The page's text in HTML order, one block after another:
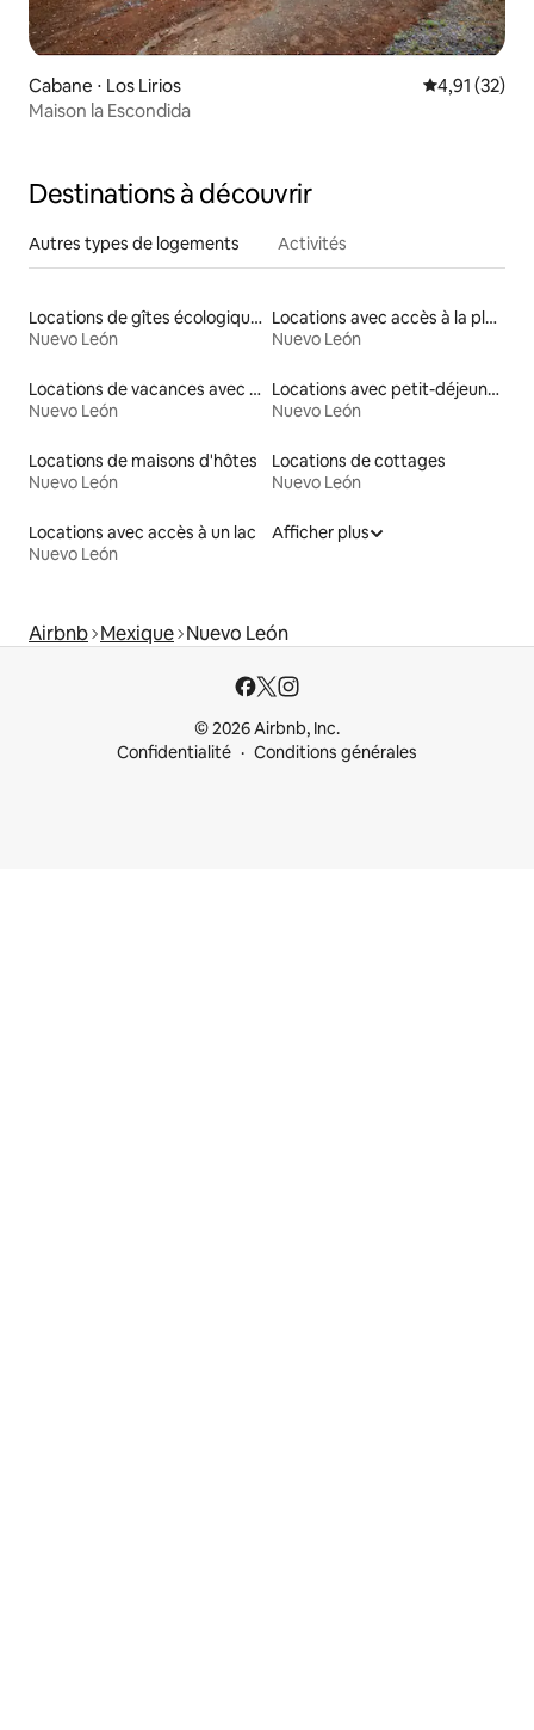
Cabane ⋅ Los Lirios Évaluation
4,91 (32)
Maison la Escondida
Destinations à découvrir
Autres types de logements Activités
Locations de gîtes écologiques
Nuevo León
Locations avec accès à la plage
Nuevo León
Locations de vacances avec piscine
Nuevo León
Locations avec petit-déjeuner
Nuevo León
Locations de maisons d'hôtes
Nuevo León
Locations de cottages
Nuevo León
Locations avec accès à un lac
Nuevo León
Afficher plus
Airbnb Mexique Nuevo León
© 2026 Airbnb, Inc.
Confidentialité
Conditions générales